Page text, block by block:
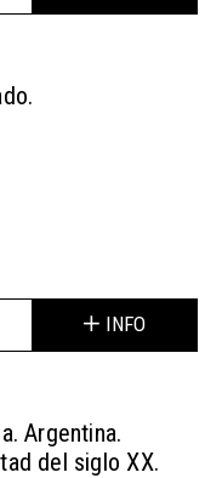
INFO
Argentina.
del siglo XX.